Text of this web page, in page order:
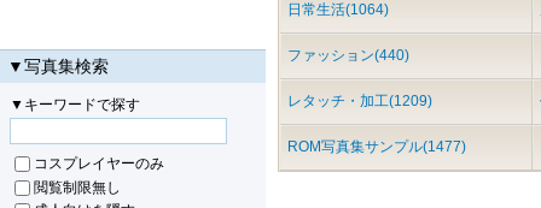
▼写真集検索
▼キーワードで探す
コスプレイヤーのみ
閲覧制限無し
日常生活(1064)
ファッション(440)
レタッチ・加工(1209)
ROM写真集サンプル(1477)